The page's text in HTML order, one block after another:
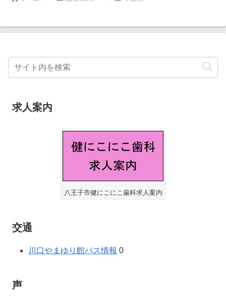
求人案内
八王子市健にこにこ歯科求人案内
交通
川口やまゆり館バス情報 0
声